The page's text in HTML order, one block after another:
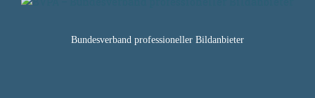
Bundesverband professioneller Bildanbieter